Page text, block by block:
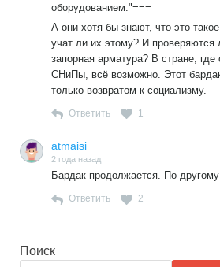
оборудованием."===
А они хотя бы знают, что это
учат ли их этому? И проверяются
запорная арматура? В стране, где
СНиПы, всё возможно. Этот
только возвратом к социализму.
Ответить 1
atmaisi
2 года назад
Бардак продолжается. По
Ответить 2
Поиск